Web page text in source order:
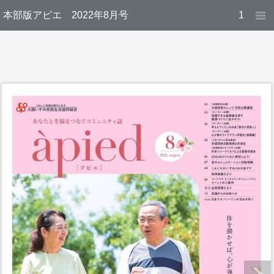
本部版アピエ 2022年8月号 1